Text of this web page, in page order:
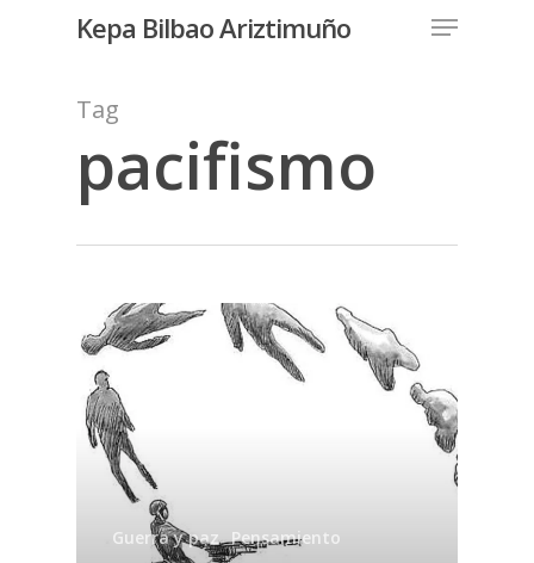
Kepa Bilbao Ariztimuño Menu
Tag
pacifismo
Guerra y paz Pensamiento